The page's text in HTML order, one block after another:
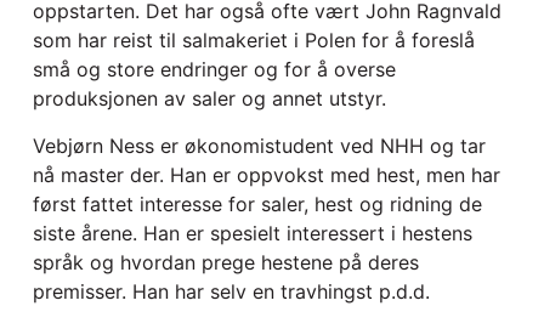
oppstarten. Det har også ofte vært John Ragnvald
som har reist til salmakeriet i Polen for å foreslå
små og store endringer og for å overse
produksjonen av saler og annet utstyr.
Vebjørn Ness er økonomistudent ved NHH og tar
nå master der. Han er oppvokst med hest, men har
først fattet interesse for saler, hest og ridning de
siste årene. Han er spesielt interessert i hestens
språk og hvordan prege hestene på deres
premisser. Han har selv en travhingst p.d.d.